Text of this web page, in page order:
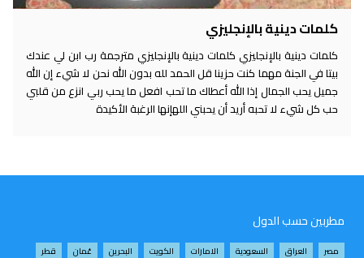
كلمات دينية بالإنجليزي
كلمات دينية بالإنجليزي كلمات دينية بالإنجليزي مترجمة رب ابن لي عندك
بيتا في الجنة مهما كنت حزينا قل الحمد لله بدون الله نحن لا شيء إن الله
جميل يحب الجمال إذا الله أعطاك ما تحب افعل ما يحب ربي انزع من قلبي
حب كل شيء لا تحبه أريد أن يحبني اللهإنها الرغبة الأكيدة
مطربين حسب الدول
مصر العراق السعودية الامارات الكويت البحرين عُمان قطر